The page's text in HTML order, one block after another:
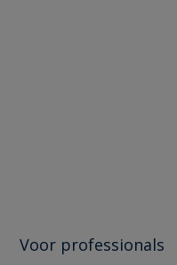
Voor professionals